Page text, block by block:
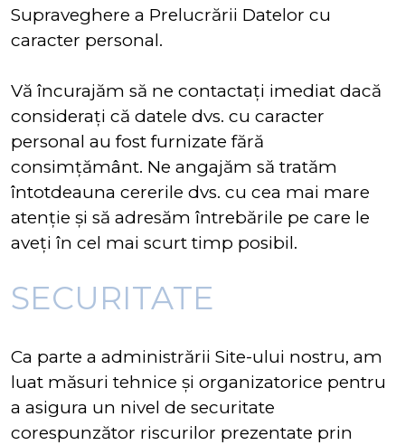
Supraveghere a Prelucrării Datelor cu
caracter personal.
Vă încurajăm să ne contactați imediat dacă
considerați că datele dvs. cu caracter
personal au fost furnizate fără
consimțământ. Ne angajăm să tratăm
întotdeauna cererile dvs. cu cea mai mare
atenție și să adresăm întrebările pe care le
aveți în cel mai scurt timp posibil.
SECURITATE
Ca parte a administrării Site-ului nostru, am
luat măsuri tehnice și organizatorice pentru
a asigura un nivel de securitate
corespunzător riscurilor prezentate prin